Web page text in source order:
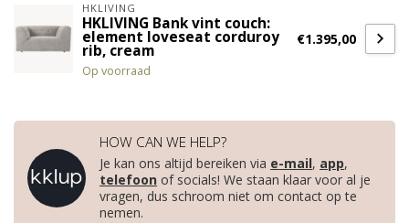
HKLIVING
HKLIVING Bank vint couch:
element loveseat corduroy
rib, cream
Op voorraad
€1.395,00
HOW CAN WE HELP?
Je kan ons altijd bereiken via e-mail, app,
telefoon of socials! We staan klaar voor al je
vragen, dus schroom niet om contact op te
nemen.